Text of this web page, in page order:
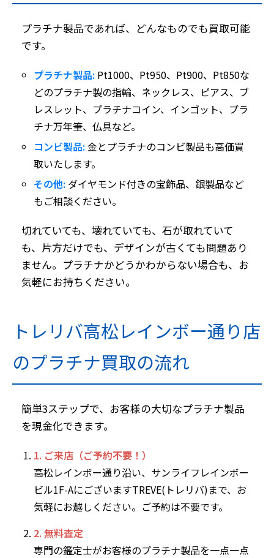
プラチナ製品であれば、どんなものでも買取可能
です。
プラチナ製品: Pt1000、Pt950、Pt900、Pt850な
どのプラチナ製の指輪、ネックレス、ピアス、ブ
レスレット、プラチナコイン、インゴット、プラ
チナ万年筆、仏具など。
コンビ製品:金とプラチナのコンビ製品も高価買
取いたします。
その他: ダイヤモンド付きの宝飾品、銀製品など
もご相談ください。
切れていても、壊れていても、石が取れていて
も、片方だけでも、デザインが古くても問題あり
ません。プラチナかどうかわからない場合も、お
気軽にお持ちください。
トレリバ高松レインボー通り店
のプラチナ買取の流れ
簡単3ステップで、お客様の大切なプラチナ製品
を現金化できます。
1. ご来店（ご予約不要！）
高松レインボー通り沿い、サンライフレインボー
ビル1F-AにございますTREVE(トレリバ)まで、お
気軽にお越しください。ご予約は不要です。
2. 無料査定
専門の鑑定士がお客様のプラチナ製品を一点一点